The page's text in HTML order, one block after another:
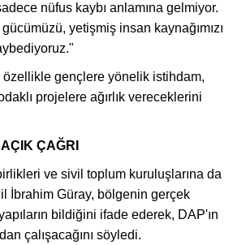
nüfus kaybı anlamına gelmiyor.
yetişmiş insan kaynağımızı
gençlere yönelik istihdam,
projelere ağırlık vereceklerini
ÇAĞRI
ve sivil toplum kuruluşlarına da
İbrahim Güray, bölgenin gerçek
bildiğini ifade ederek, DAP'ın
çalışacağını söyledi.